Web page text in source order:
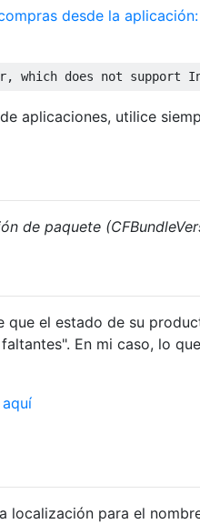
desde la
, which does not support
aplicaciones, utilice
de paquete
que el estado de su
En mi caso, lo
localización para el